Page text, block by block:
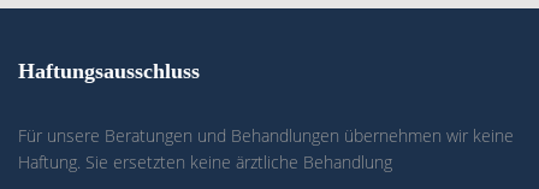
Haftungsausschluss
Für unsere Beratungen und Behandlungen übernehmen wir keine
Haftung. Sie ersetzten keine ärztliche Behandlung